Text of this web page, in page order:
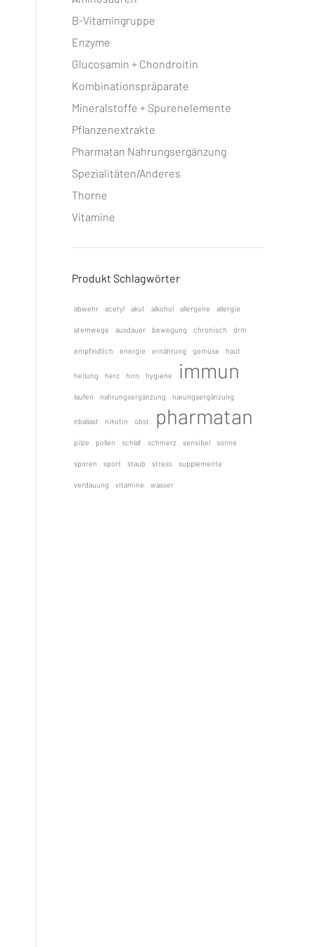
B-Vitamingruppe
Enzyme
Glucosamin + Chondroitin
Kombinationspräparate
Mineralstoffe + Spurenelemente
Pflanzenextrakte
Pharmatan Nahrungsergänzung
Spezialitäten/Anderes
Thorne
Vitamine
Produkt Schlagwörter
abwehr acetyl akut alkohol allergene allergie
atemwege ausdauer bewegung chronisch drm
empfindlich energie ernährung gemüse haut
heilung herz hirn hygiene immun
laufen nahrungsergänzung narungsergänzung
nballast nikotin obst pharmatan
pilze pollen schlaf schmerz sensibel sonne
sporen sport staub stress supplemente
verdauung vitamine wasser